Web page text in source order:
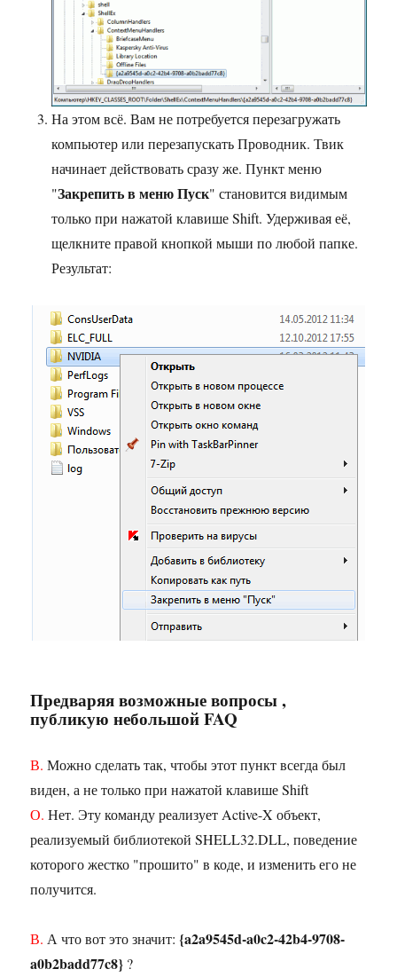
На этом всё. Вам не потребуется перезагружать
компьютер или перезапускать Проводник. Твик
начинает действовать сразу же. Пункт меню
"Закрепить в меню Пуск" становится видимым
только при нажатой клавише Shift. Удерживая её,
щелкните правой кнопкой мыши по любой папке.
Результат:
Предваряя возможные вопросы ,
публикую небольшой FAQ
В. Можно сделать так, чтобы этот пункт всегда был
виден, а не только при нажатой клавише Shift
О. Нет. Эту команду реализует Active-X объект,
реализуемый библиотекой SHELL32.DLL, поведение
которого жестко "прошито" в коде, и изменить его не
получится.
В. А что вот это значит: {a2a9545d-a0c2-42b4-9708-
a0b2badd77c8} ?